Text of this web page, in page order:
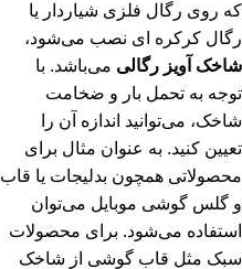
که روی رگال فلزی شیاردار یا
رگال کرکره ای نصب می‌شود،
شاخک آویز رگالی می‌باشد. با
توجه به تحمل بار و ضخامت
شاخک، می‌توانید اندازه آن را
تعیین کنید. به عنوان مثال برای
محصولاتی همچون بدلیجات یا قاب
و گلس گوشی موبایل می‌توان
استفاده می‌شود. برای محصولات
سبک مثل قاب گوشی از شاخک